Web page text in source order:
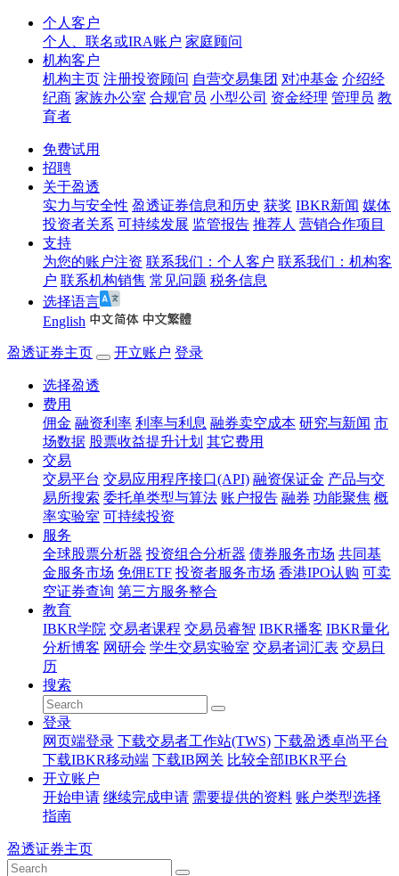
个人客户
个人、联名或IRA账户 家庭顾问
机构客户
机构主页 注册投资顾问 自营交易集团 对冲基金 介绍经
纪商 家族办公室 合规官员 小型公司 资金经理 管理员 教
育者
免费试用
招聘
关于盈透
实力与安全性 盈透证券信息和历史 获奖 IBKR新闻 媒体
投资者关系 可持续发展 监管报告 推荐人 营销合作项目
支持
为您的账户注资 联系我们：个人客户 联系我们：机构客
户 联系机构销售 常见问题 税务信息
选择语言
English
盈透证券主页 开立账户 登录
选择盈透
费用
佣金 融资利率 利率与利息 融券卖空成本 研究与新闻 市
场数据 股票收益提升计划 其它费用
交易
交易平台 交易应用程序接口(API) 融资保证金 产品与交
易所搜索 委托单类型与算法 账户报告 融券 功能聚焦 概
率实验室 可持续投资
服务
全球股票分析器 投资组合分析器 债券服务市场 共同基
金服务市场 免佣ETF 投资者服务市场 香港IPO认购 可卖
空证券查询 第三方服务整合
教育
IBKR学院 交易者课程 交易员睿智 IBKR播客 IBKR量化
分析博客 网研会 学生交易实验室 交易者词汇表 交易日
历
搜索
登录
网页端登录 下载交易者工作站(TWS) 下载盈透卓尚平台
下载IBKR移动端 下载IB网关 比较全部IBKR平台
开立账户
开始申请 继续完成申请 需要提供的资料 账户类型选择
指南
盈透证券主页